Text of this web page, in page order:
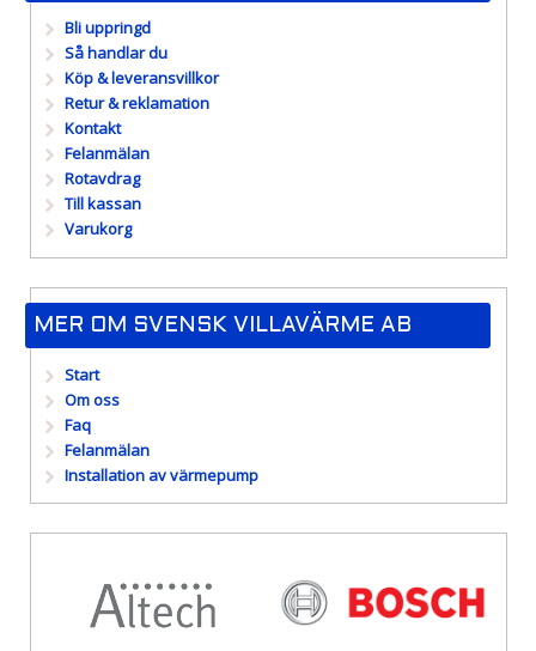
Bli uppringd
Så handlar du
Köp & leveransvillkor
Retur & reklamation
Kontakt
Felanmälan
Rotavdrag
Till kassan
Varukorg
MER OM SVENSK VILLAVÄRME AB
Start
Om oss
Faq
Felanmälan
Installation av värmepump